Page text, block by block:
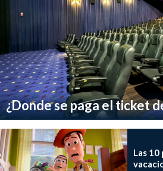
¿Donde se paga el ticket
Las 10